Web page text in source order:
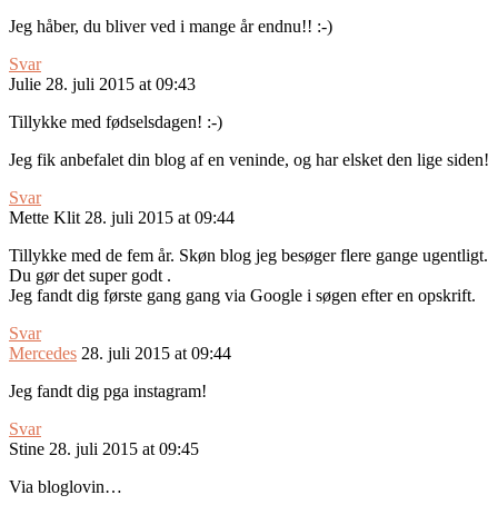
Jeg håber, du bliver ved i mange år endnu!! :-)
Svar
Julie 28. juli 2015 at 09:43
Tillykke med fødselsdagen! :-)
Jeg fik anbefalet din blog af en veninde, og har elsket den lige siden!
Svar
Mette Klit 28. juli 2015 at 09:44
Tillykke med de fem år. Skøn blog jeg besøger flere gange ugentligt.
Du gør det super godt .
Jeg fandt dig første gang gang via Google i søgen efter en opskrift.
Svar
Mercedes 28. juli 2015 at 09:44
Jeg fandt dig pga instagram!
Svar
Stine 28. juli 2015 at 09:45
Via bloglovin…